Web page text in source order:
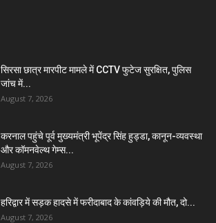
सिरसा छात्र मारपीट मामले में CCTV फुटेज सुरक्षित, पुलिस
जांच में...
August 7, 2026
करनाल पहुंचे पूर्व मुख्यमंत्री भूपेंद्र सिंह हुड्डा, कानून-व्यवस्था
और कॉमनवेल्थ गेम्स...
August 7, 2026
हरिद्वार में सड़क हादसे में फरीदाबाद के कांवड़िये की मौत, दो...
August 7, 2026